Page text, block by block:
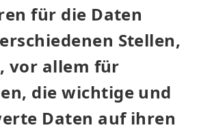
für die Daten
Stellen,
vor allem für
die wichtige und
Daten auf ihren